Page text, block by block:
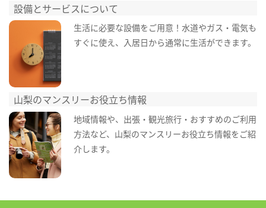
設備とサービスについて
生活に必要な設備をご用意！水道やガス・電気も
すぐに使え、入居日から通常に生活ができます。
山梨のマンスリーお役立ち情報
地域情報や、出張・観光旅行・おすすめのご利用
方法など、山梨のマンスリーお役立ち情報をご紹
介します。